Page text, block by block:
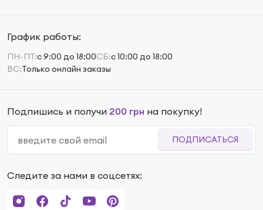
График работы:
ПН-ПТ:с 9:00 до 18:00СБ:с 10:00 до 18:00
ВС:Только онлайн заказы
Подпишись и получи 200 грн на покупку!
ПОДПИСАТЬСЯ
Следите за нами в соцсетях: